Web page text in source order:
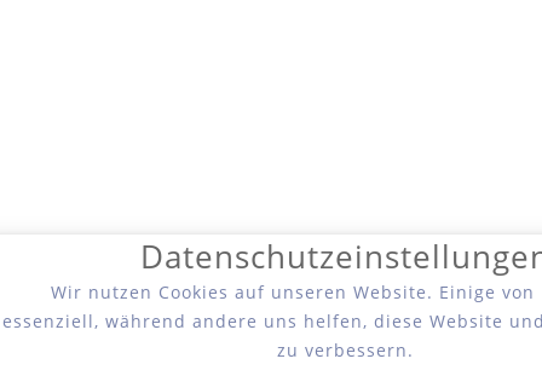
Wir nutzen Cookies auf unseren Website. Einige
essenziell, während andere uns helfen, diese Website
zu verbessern.